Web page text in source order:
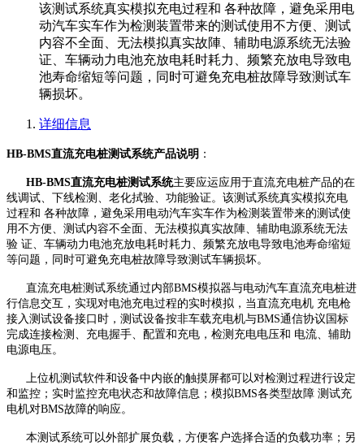
该测试系统真实模拟充电过程和 各种故障，避免采用电
动汽车实车作为检测装置带来的测试使用不方便、测试
内容不全面、无法模拟真实故陣、辅助电源系统无法验
证、车辆动力电池充放电耗时耗力、频繁充放电导致电
池寿命缩短等问题，同时可避免充电桩故障导致测试车
辆损坏。
详细信息
HB-BMS直流充电桩测试系统产品说明 ：
HB-BMS直流充电桩测试系统主要应运应用于直流充电桩产品的在
线调试、下线检测、老化拭验、功能验证。该测试系统真实模拟充电
过程和 各种故障，避免采用电动汽车实车作为检测装置带来的测试使
用不方便、测试内容不全面、无法模拟真实故陣、辅助电源系统无法
验 证、车辆动力电池充放电耗时耗力、频繁充放电导致电池寿命缩短
等问题，同时可避免充电桩故障导致测试车辆损坏。
直流充电桩测试系统通过内部BMS模拟器与电动汽车直流充电桩进
行信息交互，实现对电池充电过程的实时模拟，当直流充电机 充电枪
接入测试设备接口时 ， 测试设备按非车载充电机与BMS通信协议国标
完成连接检测、充电握手、配置和充电，检测充电电压和 电流、辅助
电源电压。
上位机测试软件和设备中内嵌的触摸屏都可以对检测过程进行设定
和监控；实时监控充电状态和故障信息；模拟BMS各类型故障 测试充
电机对BMS故障的响应。
本测试系统可以外部扩展负载，方便客户选择合适的负载功率；另